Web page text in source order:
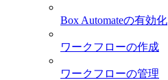
Box Automateの有効化
ワークフローの作成
ワークフローの管理